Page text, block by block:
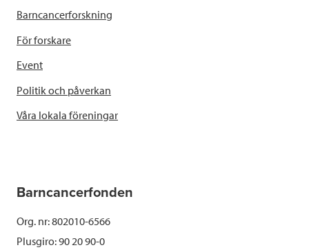
Barncancerforskning
För forskare
Event
Politik och påverkan
Våra lokala föreningar
Barncancerfonden
Org. nr: 802010-6566
Plusgiro: 90 20 90-0